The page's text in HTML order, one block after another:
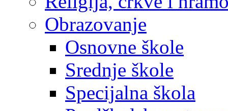
Obrazovanje
Osnovne škole
Srednje škole
Specijalna škola